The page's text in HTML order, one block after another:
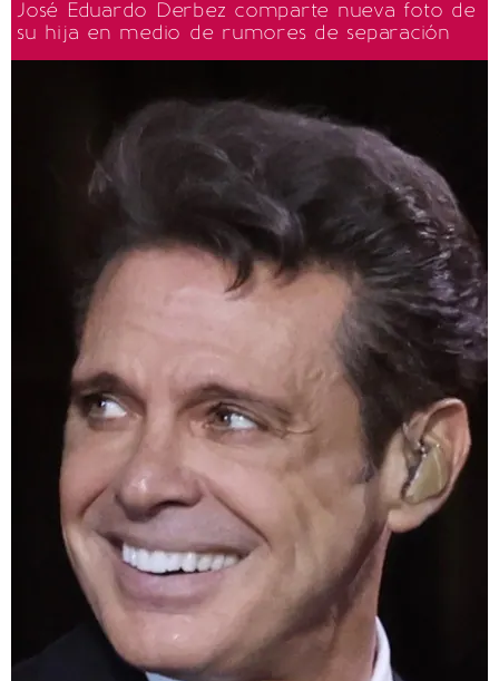
José Eduardo Derbez comparte nueva foto de
su hija en medio de rumores de separación